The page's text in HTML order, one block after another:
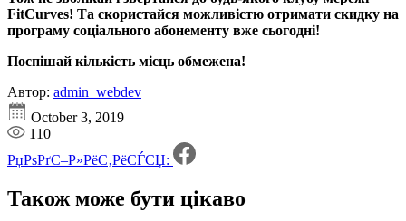
FitCurves! Та скористайся можливістю отримати скидку на
програму соціального абонементу вже сьогодні!
Поспішай кількість місць обмежена!
Автор: admin_webdev
October 3, 2019
110
РџРѕРґС–Р»РёС‚РёСЃСЏ:
Також може бути цікаво